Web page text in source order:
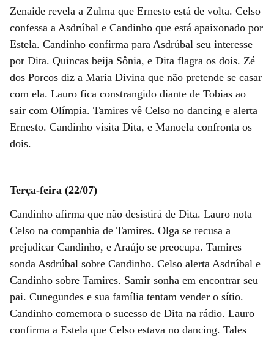
Zenaide revela a Zulma que Ernesto está de volta. Celso
confessa a Asdrúbal e Candinho que está apaixonado por
Estela. Candinho confirma para Asdrúbal seu interesse
por Dita. Quincas beija Sônia, e Dita flagra os dois. Zé
dos Porcos diz a Maria Divina que não pretende se casar
com ela. Lauro fica constrangido diante de Tobias ao
sair com Olímpia. Tamires vê Celso no dancing e alerta
Ernesto. Candinho visita Dita, e Manoela confronta os
dois.
Terça-feira (22/07)
Candinho afirma que não desistirá de Dita. Lauro nota
Celso na companhia de Tamires. Olga se recusa a
prejudicar Candinho, e Araújo se preocupa. Tamires
sonda Asdrúbal sobre Candinho. Celso alerta Asdrúbal e
Candinho sobre Tamires. Samir sonha em encontrar seu
pai. Cunegundes e sua família tentam vender o sítio.
Candinho comemora o sucesso de Dita na rádio. Lauro
confirma a Estela que Celso estava no dancing. Tales